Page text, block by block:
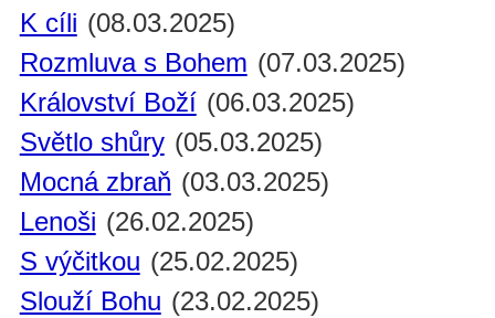
K cíli (08.03.2025)
Rozmluva s Bohem (07.03.2025)
Království Boží (06.03.2025)
Světlo shůry (05.03.2025)
Mocná zbraň (03.03.2025)
Lenoši (26.02.2025)
S výčitkou (25.02.2025)
Slouží Bohu (23.02.2025)